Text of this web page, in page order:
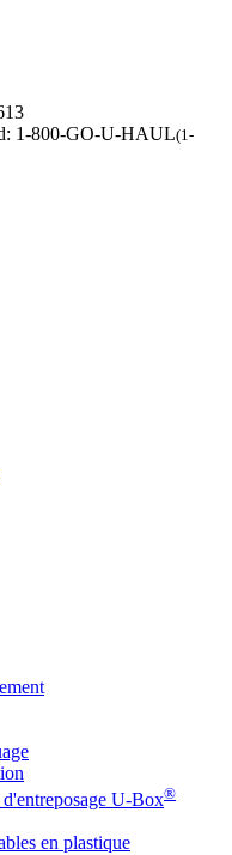
1-800-GO-U-HAUL(1-
U-Box®
en plastique